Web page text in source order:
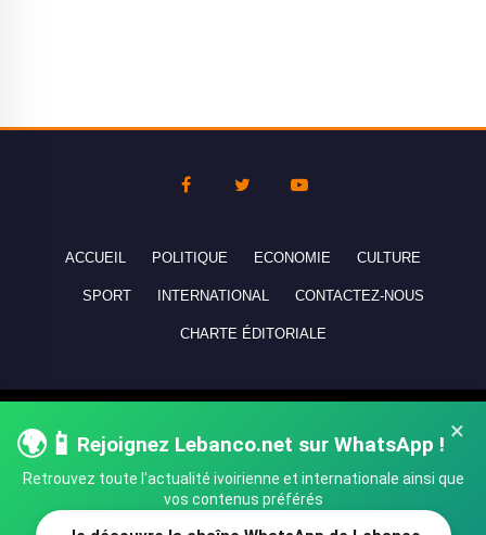
×
🌍📱 Rejoignez Lebanco.net sur WhatsApp !
Retrouvez toute l'actualité ivoirienne et internationale ainsi que
vos contenus préférés
ACCUEIL POLITIQUE ECONOMIE CULTURE
SPORT INTERNATIONAL CONTACTEZ-NOUS
CHARTE ÉDITORIALE
réservés - All rights reserved.